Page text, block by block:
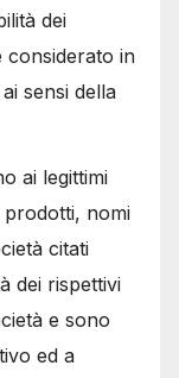
dei
considerato in
sensi della
ai legittimi
nomi
citati
dei rispettivi
e sono
ed a